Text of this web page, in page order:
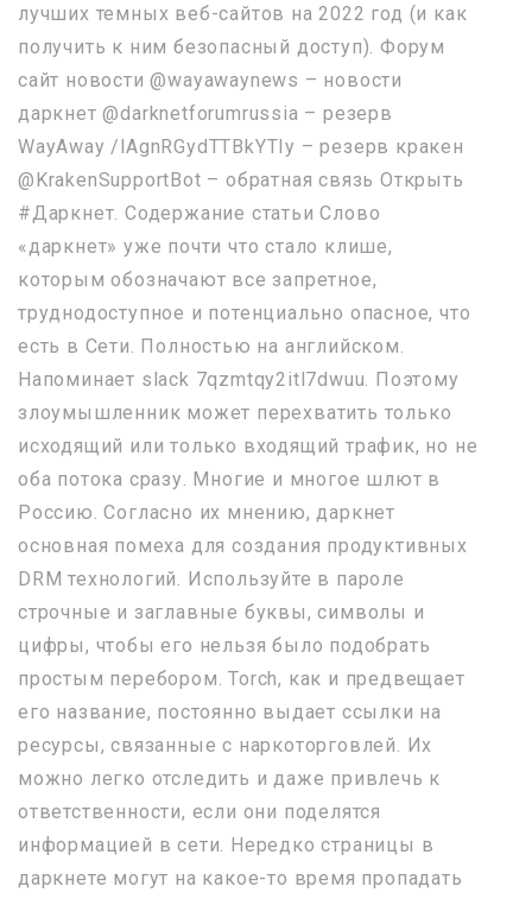
лучших темных веб-сайтов на 2022 год (и как
получить к ним безопасный доступ). Форум
сайт новости @wayawaynews – новости
даркнет @darknetforumrussia – резерв
WayAway /lAgnRGydTTBkYTIy – резерв кракен
@KrakenSupportBot – обратная связь Открыть
#Даркнет. Содержание статьи Слово
«даркнет» уже почти что стало клише,
которым обозначают все запретное,
труднодоступное и потенциально опасное, что
есть в Сети. Полностью на английском.
Напоминает slack 7qzmtqy2itl7dwuu. Поэтому
злоумышленник может перехватить только
исходящий или только входящий трафик, но не
оба потока сразу. Многие и многое шлют в
Россию. Согласно их мнению, даркнет
основная помеха для создания продуктивных
DRM технологий. Используйте в пароле
строчные и заглавные буквы, символы и
цифры, чтобы его нельзя было подобрать
простым перебором. Torch, как и предвещает
его название, постоянно выдает ссылки на
ресурсы, связанные с наркоторговлей. Их
можно легко отследить и даже привлечь к
ответственности, если они поделятся
информацией в сети. Нередко страницы в
даркнете могут на какое-то время пропадать